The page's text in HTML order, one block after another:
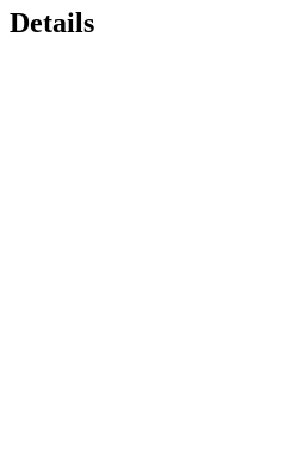
Details